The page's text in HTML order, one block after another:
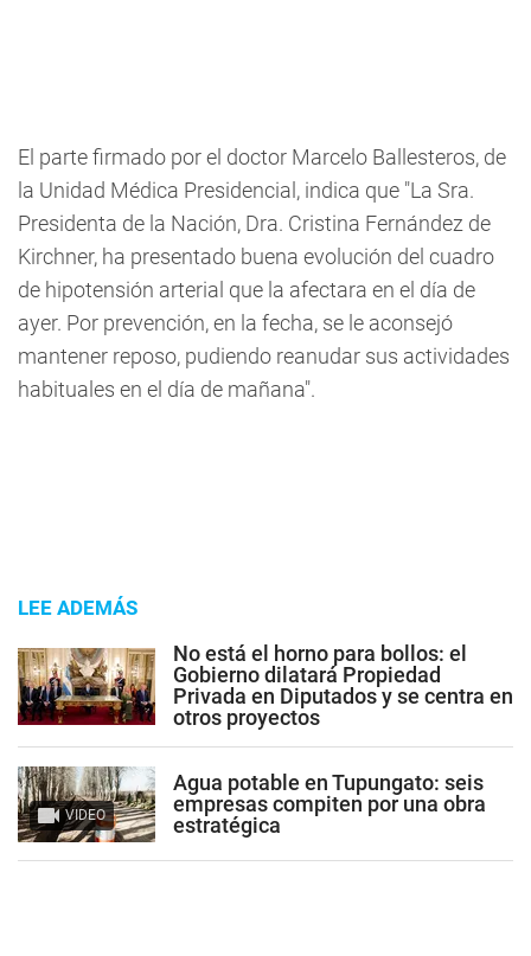
El parte firmado por el doctor Marcelo Ballesteros, de
la Unidad Médica Presidencial, indica que "La Sra.
Presidenta de la Nación, Dra. Cristina Fernández de
Kirchner, ha presentado buena evolución del cuadro
de hipotensión arterial que la afectara en el día de
ayer. Por prevención, en la fecha, se le aconsejó
mantener reposo, pudiendo reanudar sus actividades
habituales en el día de mañana".
LEE ADEMÁS
No está el horno para bollos: el
Gobierno dilatará Propiedad
Privada en Diputados y se centra en
otros proyectos
VIDEO
Agua potable en Tupungato: seis
empresas compiten por una obra
estratégica